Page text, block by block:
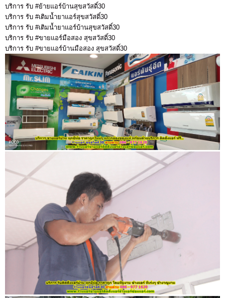
บริการ รับ #ย้ายแอร์บ้านสุขสวัสดิ์30
บริการ รับ #เติมน้ำยาแอร์สุขสวัสดิ์30
บริการ รับ #เติมน้ำยาแอร์บ้านสุขสวัสดิ์30
บริการ รับ #ขายแอร์มือสอง สุขสวัสดิ์30
บริการ รับ #ขายแอร์บ้านมือสอง สุขสวัสดิ์30